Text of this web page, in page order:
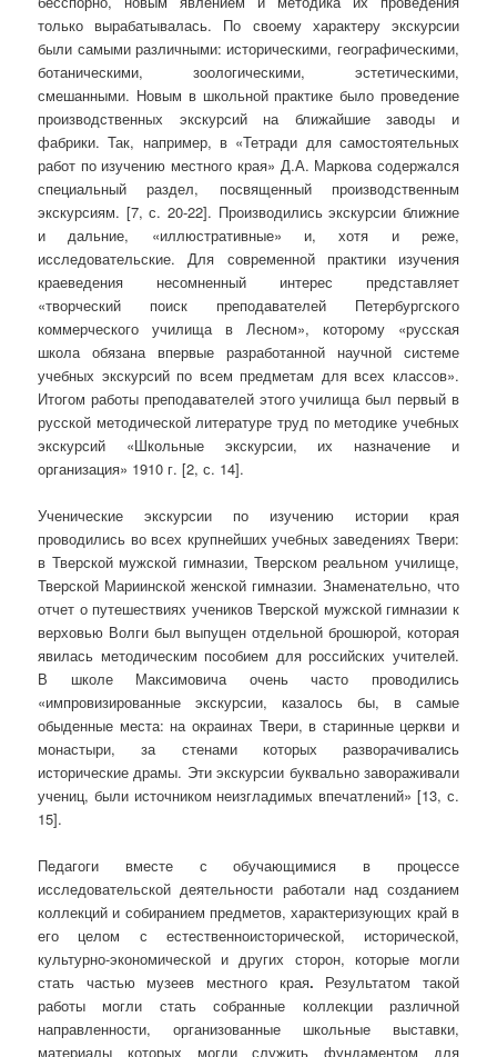
только вырабатывалась. По своему характеру экскурсии
были самыми различными: историческими, географическими,
ботаническими, зоологическими, эстетическими,
смешанными. Новым в школьной практике было проведение
производственных экскурсий на ближайшие заводы и
фабрики. Так, например, в «Тетради для самостоятельных
работ по изучению местного края» Д.А. Маркова содержался
специальный раздел, посвященный производственным
экскурсиям. [7, с. 20-22]. Производились экскурсии ближние
и дальние, «иллюстративные» и, хотя и реже,
исследовательские. Для современной практики изучения
краеведения несомненный интерес представляет
«творческий поиск преподавателей Петербургского
коммерческого училища в Лесном», которому «русская
школа обязана впервые разработанной научной системе
учебных экскурсий по всем предметам для всех классов».
Итогом работы преподавателей этого училища был первый в
русской методической литературе труд по методике учебных
экскурсий «Школьные экскурсии, их назначение и
организация» 1910 г. [2, с. 14].
Ученические экскурсии по изучению истории края
проводились во всех крупнейших учебных заведениях Твери:
в Тверской мужской гимназии, Тверском реальном училище,
Тверской Мариинской женской гимназии. Знаменательно, что
отчет о путешествиях учеников Тверской мужской гимназии к
верховью Волги был выпущен отдельной брошюрой, которая
явилась методическим пособием для российских учителей.
В школе Максимовича очень часто проводились
«импровизированные экскурсии, казалось бы, в самые
обыденные места: на окраинах Твери, в старинные церкви и
монастыри, за стенами которых разворачивались
исторические драмы. Эти экскурсии буквально завораживали
учениц, были источником неизгладимых впечатлений» [13, с.
15].
Педагоги вместе с обучающимися в процессе
исследовательской деятельности работали над созданием
коллекций и собиранием предметов, характеризующих край в
его целом с естественноисторической, исторической,
культурно-экономической и других сторон, которые могли
стать частью музеев местного края. Результатом такой
работы могли стать собранные коллекции различной
направленности, организованные школьные выставки,
материалы которых могли служить фундаментом для